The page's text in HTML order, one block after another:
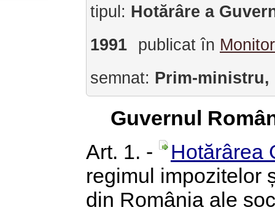
tipul: Hotărâre a
1991
publicat în
semnat: Prim-ministru,
Guvernul
Art. 1. -
Hotărârea
regimul impozitelor
din România ale